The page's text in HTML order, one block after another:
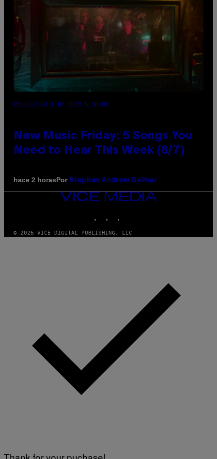
PHOTO CREDIT BY TRAVIS SHINN
New Music Friday: 5 Songs You
Need to Hear This Week (8/7)
hace 2 horasPor Stephen Andrew Galiher
VICE
MEDIA
© 2026 VICE DIGITAL PUBLISHING, LLC